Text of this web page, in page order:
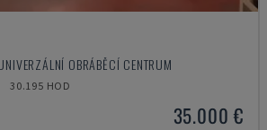
OBRÁBĚCÍ CENTRUM
30.195 HOD
35.000 €